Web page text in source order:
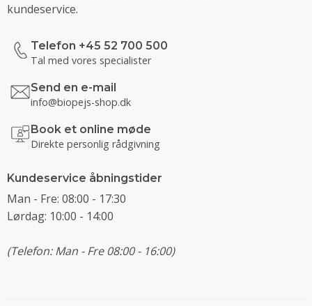
kundeservice.
Telefon +45 52 700 500
Tal med vores specialister
Send en e-mail
info@biopejs-shop.dk
Book et online møde
Direkte personlig rådgivning
Kundeservice åbningstider
Man - Fre: 08:00 - 17:30
Lørdag: 10:00 - 14:00
(Telefon: Man - Fre 08:00 - 16:00)